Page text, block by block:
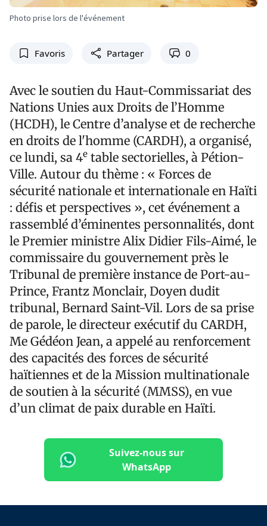
Photo prise lors de l'événement
Favoris Partager 0
Avec le soutien du Haut-Commissariat des
Nations Unies aux Droits de l’Homme
(HCDH), le Centre d’analyse et de recherche
en droits de l'homme (CARDH), a organisé,
ce lundi, sa 4e table sectorielles, à Pétion-
Ville. Autour du thème : « Forces de
sécurité nationale et internationale en Haïti
: défis et perspectives », cet événement a
rassemblé d’éminentes personnalités, dont
le Premier ministre Alix Didier Fils-Aimé, le
commissaire du gouvernement près le
Tribunal de première instance de Port-au-
Prince, Frantz Monclair, Doyen dudit
tribunal, Bernard Saint-Vil. Lors de sa prise
de parole, le directeur exécutif du CARDH,
Me Gédéon Jean, a appelé au renforcement
des capacités des forces de sécurité
haïtiennes et de la Mission multinationale
de soutien à la sécurité (MMSS), en vue
d’un climat de paix durable en Haïti.
Suivez-nous sur
WhatsApp